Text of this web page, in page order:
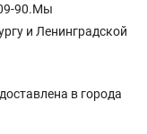
90.Мы
и Ленинградской
в города